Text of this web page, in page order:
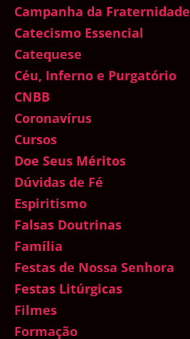
Campanha da Fraternidade
Catecismo Essencial
Catequese
Céu, Inferno e Purgatório
CNBB
Coronavírus
Cursos
Doe Seus Méritos
Dúvidas de Fé
Espiritismo
Falsas Doutrinas
Família
Festas de Nossa Senhora
Festas Litúrgicas
Filmes
Formação